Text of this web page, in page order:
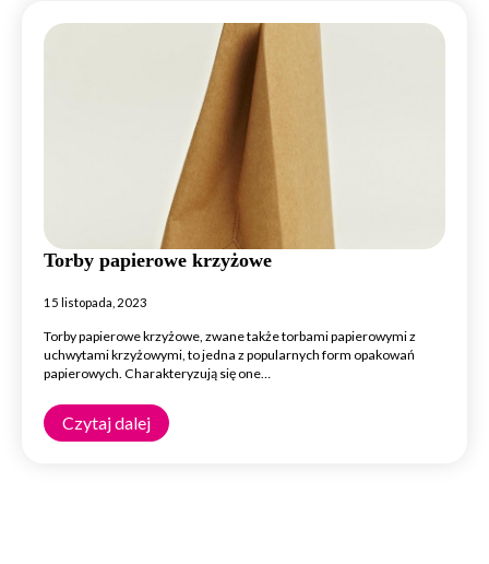
Torby papierowe krzyżowe
15 listopada, 2023
Torby papierowe krzyżowe, zwane także torbami papierowymi z
uchwytami krzyżowymi, to jedna z popularnych form opakowań
papierowych. Charakteryzują się one…
Czytaj dalej